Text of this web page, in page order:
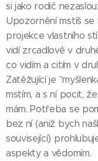
si jako rodič
Upozornění mstíš se
projekce vlastního
vidí zrcadlově v
co vidím a citím v
Zatěžující je
mstím, a s ní pocit,
mám. Potřeba se
bez ní (aniž bych
související)
aspekty a vědomím.